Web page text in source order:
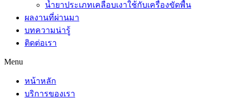
น้ำยาประเภทเคลือบเงาใช้กับเครื่องขัดพื้น
ผลงานที่ผ่านมา
บทความน่ารู้
ติดต่อเรา
Menu
หน้าหลัก
บริการของเรา